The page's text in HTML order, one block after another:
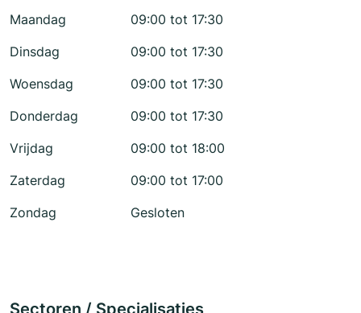
Maandag
09:00 tot 17:30
Dinsdag
09:00 tot 17:30
Woensdag
09:00 tot 17:30
Donderdag
09:00 tot 17:30
Vrijdag
09:00 tot 18:00
Zaterdag
09:00 tot 17:00
Zondag
Gesloten
Sectoren / Specialisaties